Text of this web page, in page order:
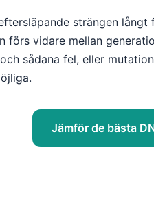
strängen
förs vidare mellan
sådana fel, eller
Jämför de bästa